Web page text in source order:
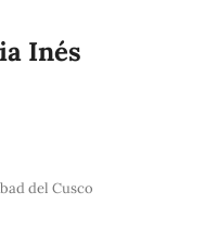
Inés
del Cusco